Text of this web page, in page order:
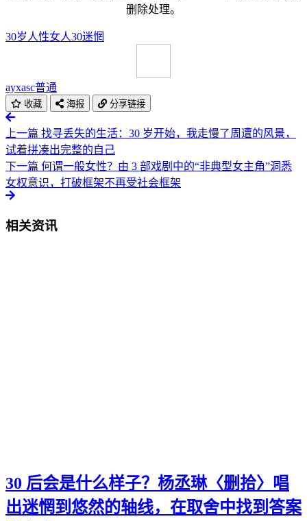
删除处理。
30岁 人性女人30迷惘
ayxasc普通
收藏 海报 分享链接
上一篇 找寻丢失的生活：30 岁开始，我走慢了周遭的风景，
试着拼凑出完整的自己
下一篇 何谓一般女性？由 3 部戏剧中的“非典型女主角”洞悉
女权意识，打破框架不再受社会框架
相关资讯
30 后会是什么样子？杨丞琳〈删拾〉唱
出迷惘到悠然的轴线，在取舍中找到答案